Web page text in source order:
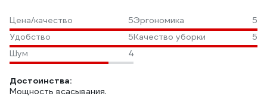
Цена/качество 5Эргономика
5
Удобство
5Качество уборки
5
Шум
4
Достоинства:
Мощность всасывания.